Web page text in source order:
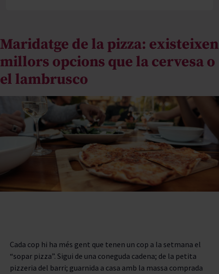
Maridatge de la pizza: existeixen
millors opcions que la cervesa o
el lambrusco
Cada cop hi ha més gent que tenen un cop a la setmana el
“sopar pizza”. Sigui de una coneguda cadena; de la petita
pizzeria del barri; guarnida a casa amb la massa comprada
EXPERT
GASTRONOMIA
LIFESTYLE
COCTELERIA
ACTUALITAT
PUNTUACIÓ